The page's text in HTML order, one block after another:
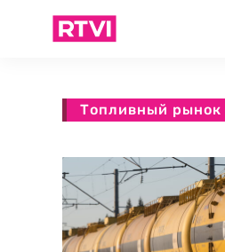
Топливный рынок